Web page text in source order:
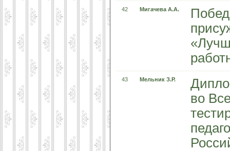
42 Мигачева А.А.
43 Мельник З.Р.
во